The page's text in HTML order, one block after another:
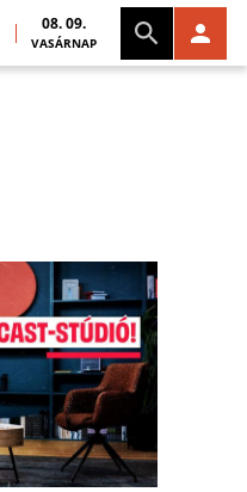
08. 09.
VASÁRNAP